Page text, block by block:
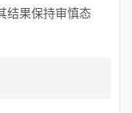
结果保持审慎态